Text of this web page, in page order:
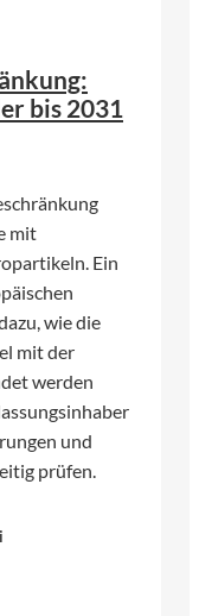
bis 2031
mit
Ein
wie die
mit der
werden
und
prüfen.